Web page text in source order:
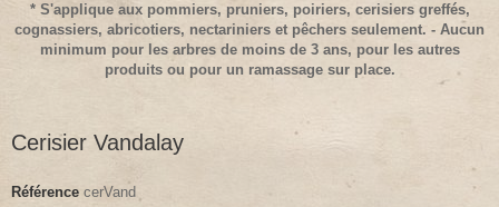
* S'applique aux pommiers, pruniers, poiriers, cerisiers greffés,
cognassiers, abricotiers, nectariniers et pêchers seulement. - Aucun
minimum pour les arbres de moins de 3 ans, pour les autres
produits ou pour un ramassage sur place.
Cerisier Vandalay
Référence cerVand